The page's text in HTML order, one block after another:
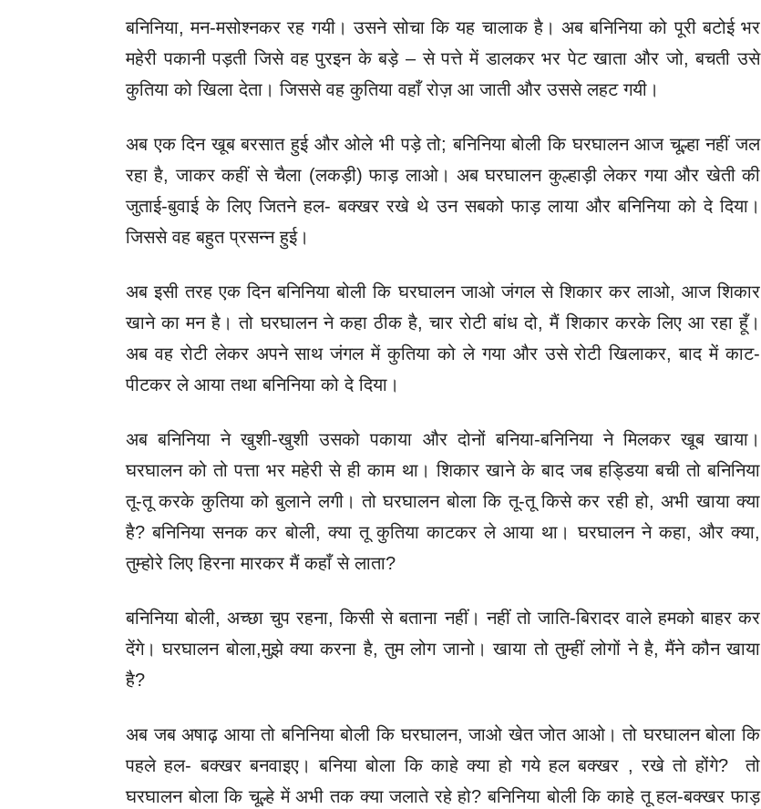
बनिनिया, मन-मसोश्नकर रह गयी। उसने सोचा कि यह चालाक है। अब बनिनिया को पूरी बटोई भर
महेरी पकानी पड़ती जिसे वह पुरइन के बड़े – से पत्ते में डालकर भर पेट खाता और जो, बचती उसे
कुतिया को खिला देता। जिससे वह कुतिया वहाँ रोज़ आ जाती और उससे लहट गयी।
अब एक दिन खूब बरसात हुई और ओले भी पड़े तो; बनिनिया बोली कि घरघालन आज चूल्हा नहीं जल
रहा है, जाकर कहीं से चैला (लकड़ी) फाड़ लाओ। अब घरघालन कुल्हाड़ी लेकर गया और खेती की
जुताई-बुवाई के लिए जितने हल- बक्खर रखे थे उन सबको फाड़ लाया और बनिनिया को दे दिया।
जिससे वह बहुत प्रसन्‍न हुई।
अब इसी तरह एक दिन बनिनिया बोली कि घरघालन जाओ जंगल से शिकार कर लाओ, आज शिकार
खाने का मन है। तो घरघालन ने कहा ठीक है, चार रोटी बांध दो, मैं शिकार करके लिए आ रहा हूँ।
अब वह रोटी लेकर अपने साथ जंगल में कुतिया को ले गया और उसे रोटी खिलाकर, बाद में काट-
पीटकर ले आया तथा बनिनिया को दे दिया।
अब बनिनिया ने खुशी-खुशी उसको पकाया और दोनों बनिया-बनिनिया ने मिलकर खूब खाया।
घरघालन को तो पत्ता भर महेरी से ही काम था। शिकार खाने के बाद जब हड्डिया बची तो बनिनिया
तू-तू करके कुतिया को बुलाने लगी। तो घरघालन बोला कि तू-तू किसे कर रही हो, अभी खाया क्‍या
है? बनिनिया सनक कर बोली, क्‍या तू कुतिया काटकर ले आया था। घरघालन ने कहा, और क्‍या,
तुम्होरे लिए हिरना मारकर मैं कहाँ से लाता?
बनिनिया बोली, अच्छा चुप रहना, किसी से बताना नहीं। नहीं तो जाति-बिरादर वाले हमको बाहर कर
देंगे। घरघालन बोला,मुझे क्या करना है, तुम लोग जानो। खाया तो तुम्हीं लोगों ने है, मैंने कौन खाया
है?
अब जब अषाढ़ आया तो बनिनिया बोली कि घरघालन, जाओ खेत जोत आओ।तो घरघालन बोला कि
पहले हल- बक्खर बनवाइए। बनिया बोला कि काहे क्या हो गये हल बक्खर , रखे तो होंगे? तो
घरघालन बोला कि चूल्हे में अभी तक क्या जलाते रहे हो? बनिनिया बोली कि काहे तू हल-बक्खर फाड़